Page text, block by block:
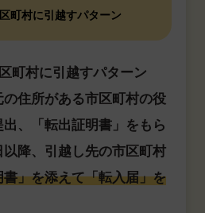
町村に引越すパターン
町村に引越すパターン
の住所がある市区町村の役
、「転出証明書」をもら
降、引越し先の市区町村
書」を添えて「転入届」を